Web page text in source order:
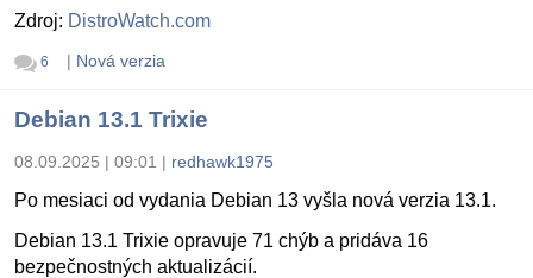
Zdroj: DistroWatch.com
6 | Nová verzia
Debian 13.1 Trixie
08.09.2025 | 09:01 | redhawk1975
Po mesiaci od vydania Debian 13 vyšla nová verzia 13.1.
Debian 13.1 Trixie opravuje 71 chýb a pridáva 16
bezpečnostných aktualizácií.